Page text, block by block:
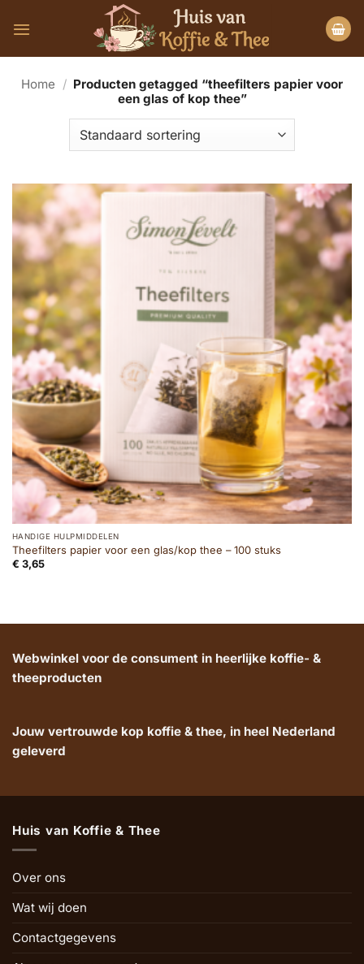
naar
Home / Producten getagged “theefilters papier voor
een glas of kop thee”
HANDIGE HULPMIDDELEN
Theefilters papier voor een glas/kop thee – 100 stuks
€ 3,65
Webwinkel voor de consument in heerlijke koffie- &
theeproducten
Jouw vertrouwde kop koffie & thee, in heel Nederland
geleverd
Huis van Koffie & Thee
Over ons
Wat wij doen
Contactgegevens